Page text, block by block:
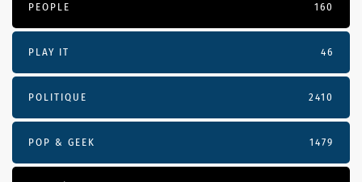
PEOPLE 160
PLAY IT 46
POLITIQUE 2410
POP & GEEK 1479